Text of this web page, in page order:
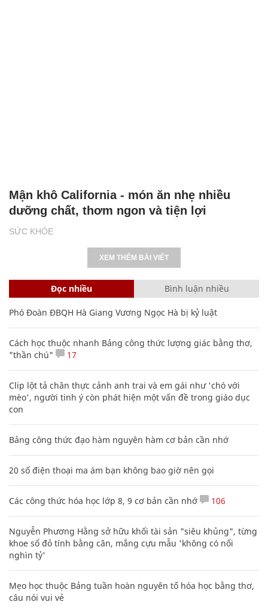
SỨC KHỎE
Mận khô California - món ăn nhẹ nhiều
dưỡng chất, thơm ngon và tiện lợi
XEM THÊM BÀI VIẾT
Đọc nhiều Bình luận nhiều
Phó Đoàn ĐBQH Hà Giang Vương Ngọc Hà bị kỷ luật
Cách học thuộc nhanh Bảng công thức lượng giác bằng thơ,
"thần chú"
17
Clip lột tả chân thực cảnh anh trai và em gái như 'chó với
mèo', người tinh ý còn phát hiện một vấn đề trong giáo dục
con
Bảng công thức đạo hàm nguyên hàm cơ bản cần nhớ
20 số điện thoại ma ám bạn không bao giờ nên gọi
Các công thức hóa học lớp 8, 9 cơ bản cần nhớ 106
Nguyễn Phương Hằng sở hữu khối tài sản "siêu khủng", từng
khoe sổ đỏ tính bằng cân, mắng cựu mẫu 'không có nổi
nghìn tỷ'
Mẹo học thuộc Bảng tuần hoàn nguyên tố hóa học bằng thơ,
câu nói vui vẻ